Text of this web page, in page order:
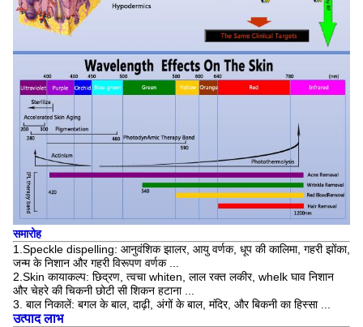
समारोह
1.Speckle dispelling: आनुवंशिक झालर, आयु वर्णक, धूप की कालिमा, गहरी झोंका,
जन्म के निशान और गहरी विरूपण वर्णक ...
2.Skin कायाकल्प: छिद्रण, त्वचा whiten, लाल रक्त लकीर, whelk घाव निशान
और चेहरे की चिकनी छोटी सी शिकन हटाना ...
3. बाल निकालें: बगल के बाल, दाढ़ी, अंगों के बाल, मंदिर, और बिकनी का हिस्सा ...
उत्पाद लाभ